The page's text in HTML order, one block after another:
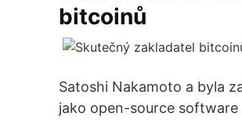
bitcoinů
Satoshi Nakamoto a byla
jako open-source